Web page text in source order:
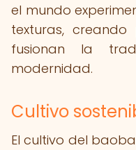
el mundo
texturas, creando
fusionan la
modernidad.
Cultivo
El cultivo del